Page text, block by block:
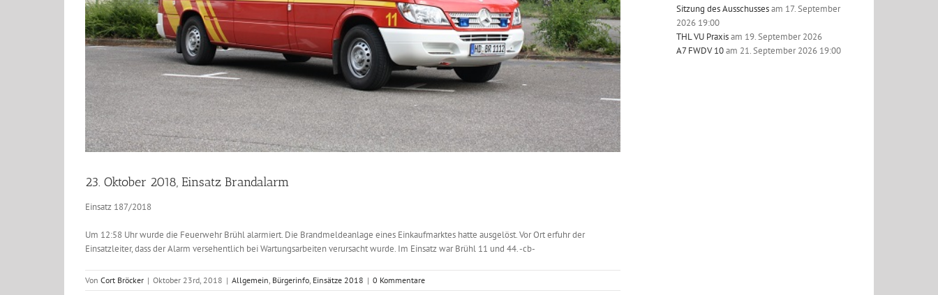
23. Oktober 2018, Einsatz Brandalarm
Einsatz 187/2018
Um 12:58 Uhr wurde die Feuerwehr Brühl alarmiert. Die Brandmeldeanlage eines Einkaufmarktes hatte ausgelöst. Vor Ort erfuhr der
Einsatzleiter, dass der Alarm versehentlich bei Wartungsarbeiten verursacht wurde. Im Einsatz war Brühl 11 und 44. -cb-
Von Cort Bröcker | Oktober 23rd, 2018 | Allgemein, Bürgerinfo, Einsätze 2018 | 0 Kommentare
Sitzung des Ausschussesam 17. September
2026 19:00
THL VU Praxisam 19. September 2026
A7 FWDV 10am 21. September 2026 19:00